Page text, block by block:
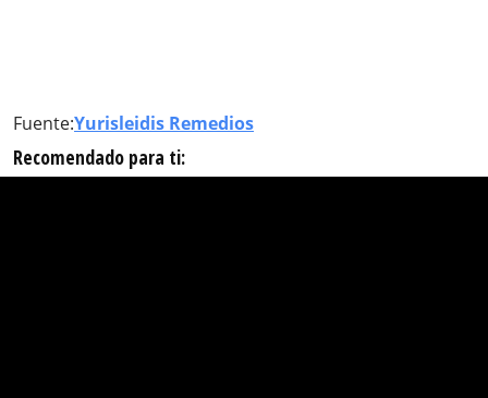
Fuente:Yurisleidis Remedios
Recomendado para ti: